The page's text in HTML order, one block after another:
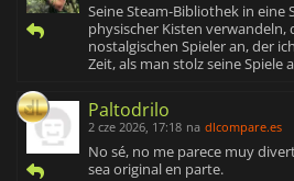
Seine Steam-Bibliothek in eine
physischer Kisten verwandeln,
nostalgischen Spieler an, der
Zeit, als man stolz seine Spiele
Paltodrilo
2 cze 2026, 17:18 na dlcompare.es
No sé, no me parece muy
sea original en parte.